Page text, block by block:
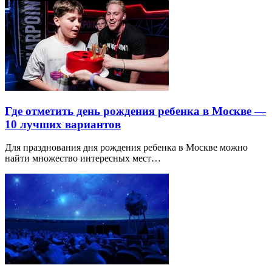
Где отметить день рождения ребенка в Москве —
10 лучших вариантов
Для празднования дня рождения ребенка в Москве можно
найти множество интересных мест…